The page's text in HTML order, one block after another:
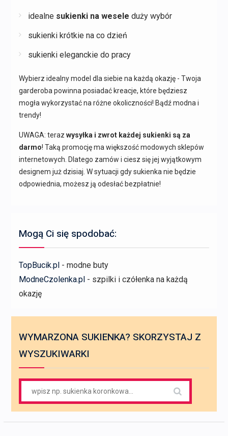
idealne sukienki na wesele duży wybór
sukienki krótkie na co dzień
sukienki eleganckie do pracy
Wybierz idealny model dla siebie na każdą okazję - Twoja
garderoba powinna posiadać kreacje, które będziesz
mogła wykorzystać na różne okoliczności! Bądź modna i
trendy!
UWAGA: teraz wysyłka i zwrot każdej sukienki są za
darmo! Taką promocję ma większość modowych sklepów
internetowych. Dlatego zamów i ciesz się jej wyjątkowym
designem już dzisiaj. W sytuacji gdy sukienka nie będzie
odpowiednia, możesz ją odesłać bezpłatnie!
Mogą Ci się spodobać:
TopBucik.pl - modne buty
ModneCzolenka.pl - szpilki i czółenka na każdą
okazję
WYMARZONA SUKIENKA? SKORZYSTAJ Z
WYSZUKIWARKI
for: